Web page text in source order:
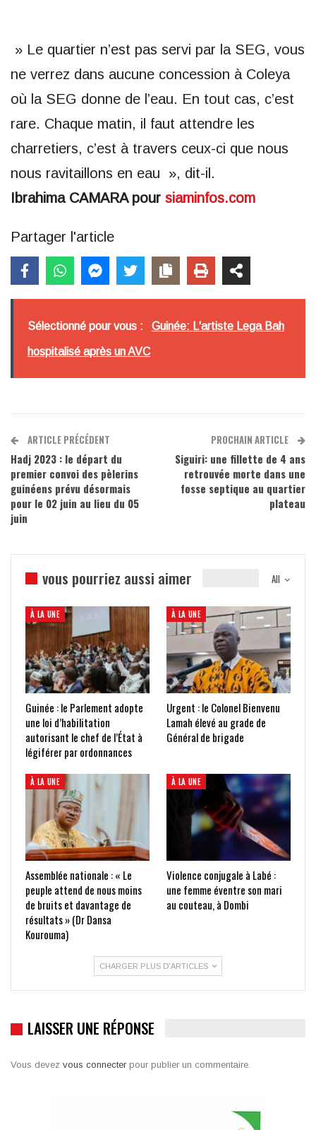
» Le quartier n’est pas servi par la SEG, vous
ne verrez dans aucune concession à Coleya
où la SEG donne de l’eau. En tout cas, c’est
rare. Chaque matin, il faut attendre les
charretiers, c’est à travers ceux-ci que nous
nous ravitaillons en eau », dit-il.
Ibrahima CAMARA pour siaminfos.com
Partager l'article
Sélectionné pour vous : Guinée: L'artiste Lega Bah
hospitalisé après un AVC
ARTICLE PRÉCÉDENT
Hadj 2023 : le départ du
premier convoi des pèlerins
guinéens prévu désormais
pour le 02 juin au lieu du 05
juin
PROCHAIN ARTICLE
Siguiri: une fillette de 4 ans
retrouvée morte dans une
fosse septique au quartier
plateau
All
vous pourriez aussi aimer
À LA UNE
Guinée : le Parlement adopte
une loi d’habilitation
autorisant le chef de l’État à
légiférer par ordonnances
À LA UNE
Urgent : le Colonel Bienvenu
Lamah élevé au grade de
Général de brigade
À LA UNE
Assemblée nationale : « Le
peuple attend de nous moins
de bruits et davantage de
résultats » (Dr Dansa
Kourouma)
À LA UNE
Violence conjugale à Labé :
une femme éventre son mari
au couteau, à Dombi
CHARGER PLUS D'ARTICLES
LAISSER UNE RÉPONSE
Vous devez vous connecter pour publier un commentaire.